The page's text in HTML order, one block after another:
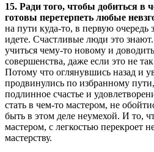
15. Ради того, чтобы добиться в
готовы перетерпеть любые
на пути куда-то, в первую очередь
идете. Счастливые люди это
учиться чему-то новому и
совершенства, даже если это не
Потому что оглянувшись назад и
продвинулись по избранному
подлинное счастье и
стать в чем-то мастером, не
быть в этом деле неумехой. И то,
мастером, с легкостью перекроет
мастерству.